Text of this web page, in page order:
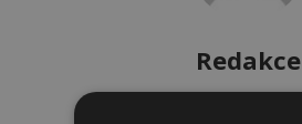
Redakce